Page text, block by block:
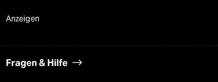
Anzeigen
Fragen & Hilfe